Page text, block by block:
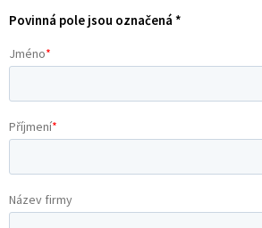
Povinná pole jsou označená *